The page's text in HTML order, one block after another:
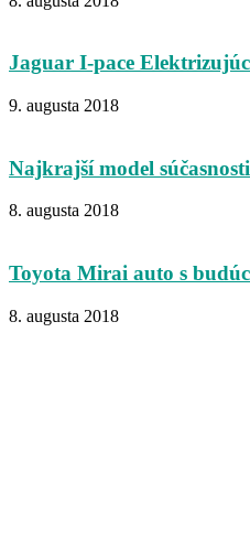
Jaguar I-pace
9. augusta 2018
Najkrajší model
8. augusta 2018
Toyota Mirai auto s
8. augusta 2018